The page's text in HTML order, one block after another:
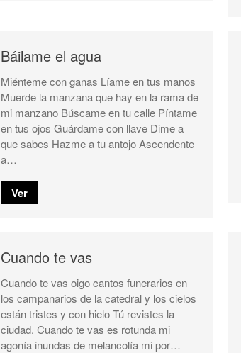
Báilame el agua
Miénteme con ganas Líame en tus manos
Muerde la manzana que hay en la rama de
mi manzano Búscame en tu calle Píntame
en tus ojos Guárdame con llave Dime a
que sabes Hazme a tu antojo Ascendente
a…
Ver
Cuando te vas
Cuando te vas oigo cantos funerarios en
los campanarios de la catedral y los cielos
están tristes y con hielo Tú revistes la
ciudad. Cuando te vas es rotunda mi
agonía inundas de melancolía mi por…